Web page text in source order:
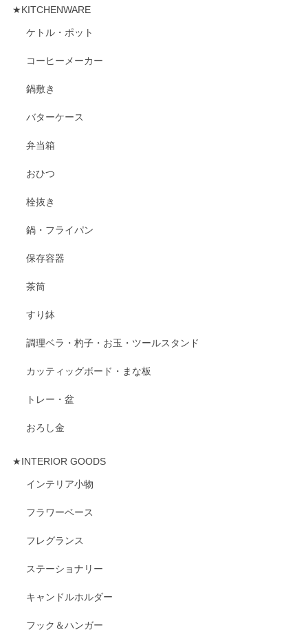
★KITCHENWARE
ケトル・ポット
コーヒーメーカー
鍋敷き
バターケース
弁当箱
おひつ
栓抜き
鍋・フライパン
保存容器
茶筒
すり鉢
調理ベラ・杓子・お玉・ツールスタンド
カッティッグボード・まな板
トレー・盆
おろし金
★INTERIOR GOODS
インテリア小物
フラワーベース
フレグランス
ステーショナリー
キャンドルホルダー
フック＆ハンガー